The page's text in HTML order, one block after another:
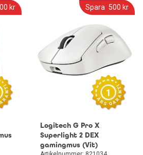
kr Spara 500 kr
1
Logitech G Pro X
Superlight 2 DEX
gamingmus (Vit)